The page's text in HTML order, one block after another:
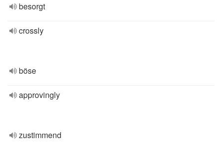
besorgt
crossly
böse
approvingly
zustimmend